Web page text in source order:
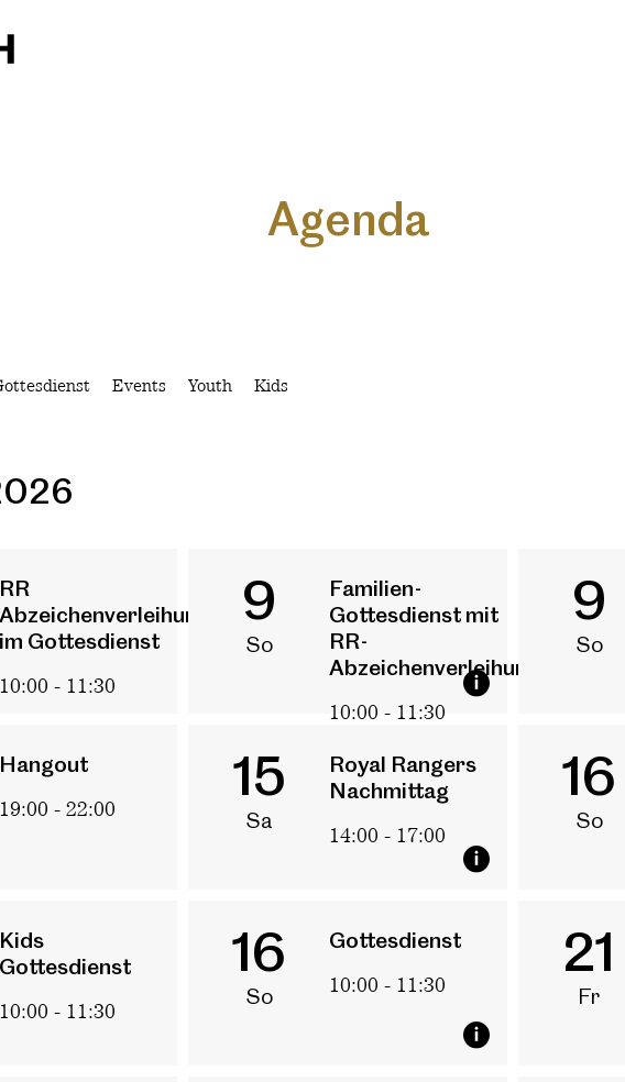
Gottesdienste
Agenda
Events Youth Kids
RR
Abzeichenverleihung
im Gottesdienst
10:00 - 11:30
9
So
Familien-
Gottesdienst mit
RR-
Abzeichenverleihung
10:00 - 11:30
9
So
Hangout
19:00 - 22:00 15
Sa
Royal Rangers
Nachmittag
14:00 - 17:00
16
So
Kids
Gottesdienst
10:00 - 11:30
16
So
Gottesdienst
10:00 - 11:30 21
Fr